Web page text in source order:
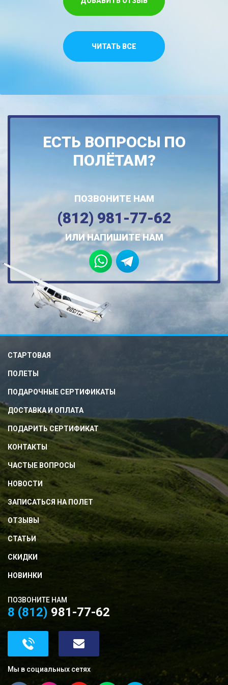
ЧИТАТЬ ВСЕ
ЕСТЬ ВОПРОСЫ ПО
ПОЛЁТАМ?
ПОЗВОНИТЕ НАМ
(812) 981-77-62
ИЛИ НАПИШИТЕ НАМ
СТАРТОВАЯ
ПОЛЕТЫ
ПОДАРОЧНЫЕ СЕРТИФИКАТЫ
ДОСТАВКА И ОПЛАТА
ПОДАРИТЬ СЕРТИФИКАТ
КОНТАКТЫ
ЧАСТЫЕ ВОПРОСЫ
НОВОСТИ
ЗАПИСАТЬСЯ НА ПОЛЕТ
ОТЗЫВЫ
СТАТЬИ
СКИДКИ
НОВИНКИ
ПОЗВОНИТЕ НАМ
8 (812) 981-77-62
Мы в социальных сетях